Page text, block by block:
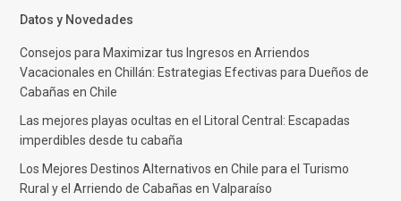
Datos y Novedades
Consejos para Maximizar tus Ingresos en Arriendos
Vacacionales en Chillán: Estrategias Efectivas para Dueños de
Cabañas en Chile
Las mejores playas ocultas en el Litoral Central: Escapadas
imperdibles desde tu cabaña
Los Mejores Destinos Alternativos en Chile para el Turismo
Rural y el Arriendo de Cabañas en Valparaíso